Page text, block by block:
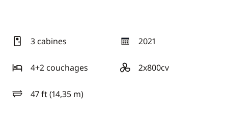
3 cabines 2021
année
4+2 couchages
2x800cv
motorisation
47 ft (14,35 m)
longueur